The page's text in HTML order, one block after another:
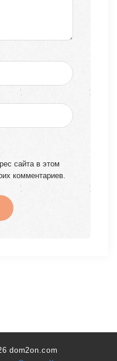
сайта в этом
комментариев.
dom2on.com